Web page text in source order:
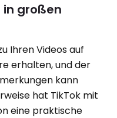
in großen
Ihren Videos auf
erhalten, und der
kann
hat TikTok mit
eine praktische